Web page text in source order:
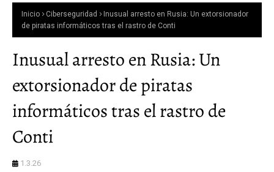
Inicio Ciberseguridad
Inusual arresto en Rusia: Un extorsionador
de piratas informáticos tras el rastro de Conti
Inusual arresto en Rusia: Un
extorsionador de piratas
informáticos tras el rastro de
Conti
1.3.26